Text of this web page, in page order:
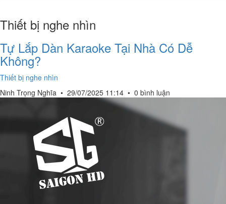
Thiết bị nghe nhìn
Tự Lắp Dàn Karaoke Tại Nhà Có Dễ
Không?
Thiết bị nghe nhìn
Ninh Trọng Nghĩa • 29/07/2025 11:14 • 0 bình luận